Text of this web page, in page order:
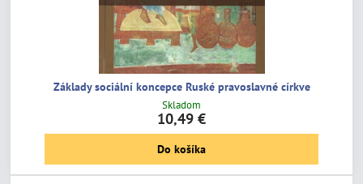
Základy sociální koncepce Ruské pravoslavné církve
Skladom
10,49 €
Do košíka